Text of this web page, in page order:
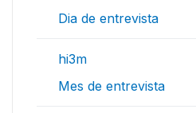
Dia de entrevista
hi3m
Mes de entrevista